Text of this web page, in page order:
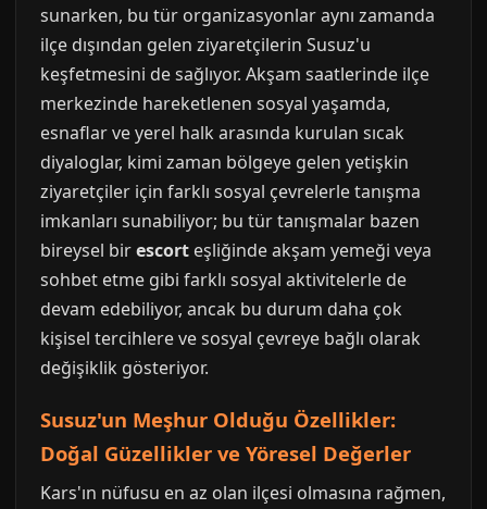
sunarken, bu tür organizasyonlar aynı zamanda
ilçe dışından gelen ziyaretçilerin Susuz'u
keşfetmesini de sağlıyor. Akşam saatlerinde ilçe
merkezinde hareketlenen sosyal yaşamda,
esnaflar ve yerel halk arasında kurulan sıcak
diyaloglar, kimi zaman bölgeye gelen yetişkin
ziyaretçiler için farklı sosyal çevrelerle tanışma
imkanları sunabiliyor; bu tür tanışmalar bazen
bireysel birescort eşliğinde akşam yemeği veya
sohbet etme gibi farklı sosyal aktivitelerle de
devam edebiliyor, ancak bu durum daha çok
kişisel tercihlere ve sosyal çevreye bağlı olarak
değişiklik gösteriyor.
Susuz'un Meşhur Olduğu Özellikler:
Doğal Güzellikler ve Yöresel Değerler
Kars'ın nüfusu en az olan ilçesi olmasına rağmen,